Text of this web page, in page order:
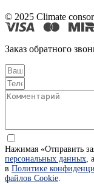
© 2025 Climate
Заказ обратного
Нажимая «Отправить
персональных данных,
в Политике
файлов Cookie.